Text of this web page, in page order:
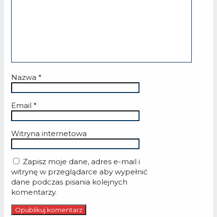
Nazwa *
Email *
Witryna internetowa
Zapisz moje dane, adres e-mail i
witrynę w przeglądarce aby wypełnić
dane podczas pisania kolejnych
komentarzy.